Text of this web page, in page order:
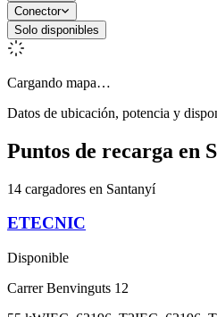
Conector
Solo disponibles
Cargando mapa…
Datos de ubicación, potencia y
Puntos de recarga en
14 cargadores en Santanyí
ETECNIC
Disponible
Carrer Benvinguts 12